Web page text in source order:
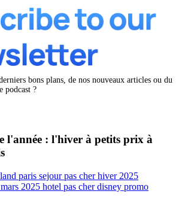
bons plans, de nos nouveaux articles ou du
podcast ?
l'année : l'hiver à petits prix à